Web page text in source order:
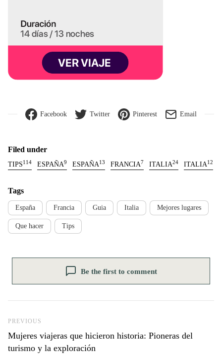
Facebook Twitter Pinterest Email
Filed under
TIPS114 ESPAÑA9 ESPAÑA13 FRANCIA7 ITALIA24 ITALIA12
Tags
España Francia Guia Italia Mejores lugares
Que hacer Tips
Be the first to comment
Previous Post
PREVIOUS
Mujeres viajeras que hicieron historia: Pioneras del
turismo y la exploración